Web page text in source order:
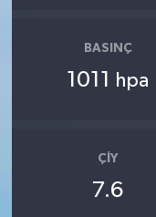
BASINÇ
1011 hpa
ÇIY
7.6